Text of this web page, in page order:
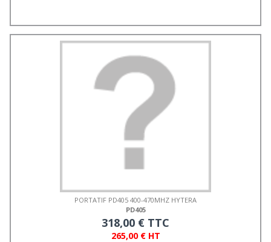
PORTATIF PD405 400-470MHZ HYTERA
PD405
318,00 € TTC
265,00 € HT